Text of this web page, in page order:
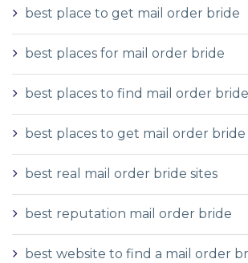
best place to get mail order bride
best places for mail order bride
best places to find mail order bride
best places to get mail order bride
best real mail order bride sites
best reputation mail order bride
best website to find a mail order